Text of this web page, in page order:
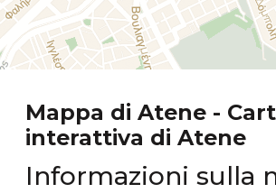
Mappa di Atene -
interattiva di Atene
Informazioni sulla